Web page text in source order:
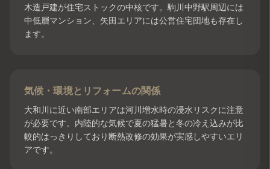
木造戸建が住宅ストックの中核です。駒川中野駅周辺には
中低層マンション、矢田エリアには公営住宅団地も存在し
ます。
気候・環境とリフォームの関係
大和川に近い南部エリアは河川増水時の浸水リスクに注意
が必要です。内陸的な気候で夏の猛暑と冬の冷え込みが比
較的はっきりしており断熱改修の効果が実感しやすいエリ
アです。